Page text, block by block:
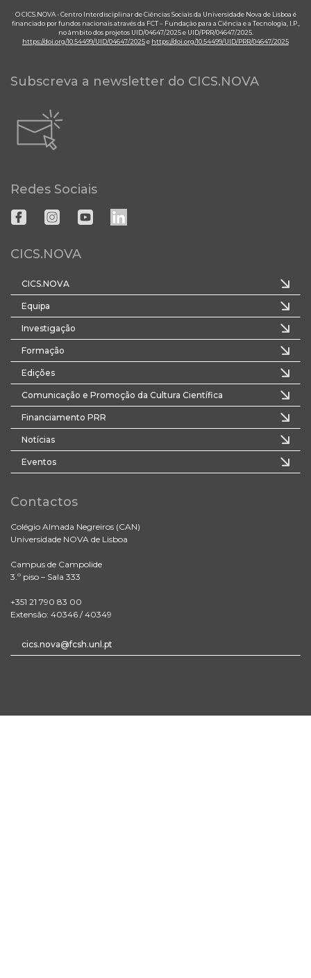
O CICS.NOVA - Centro Interdisciplinar de Ciências Sociais da Universidade Nova de Lisboa é
financiado por fundos nacionais através da FCT – Fundação para a Ciência e a Tecnologia, I.P.,
no âmbito dos projetos UID/04647/2025 e UID/PRR/04647/2025.
https://doi.org/10.54499/UID/04647/2025e https://doi.org/10.54499/UID/PRR/04647/2025
Subscreva a newsletter do CICS.NOVA
Redes Sociais
CICS.NOVA
CICS.NOVA
Equipa
Investigação
Formação
Edições
Comunicação e Promoção da Cultura Científica
Financiamento PRR
Notícias
Eventos
Contactos
Colégio Almada Negreiros (CAN)
Universidade NOVA de Lisboa
Campus de Campolide
3.º piso – Sala 333
+351 21 790 83 00
Extensão: 40346 / 40349
cics.nova@fcsh.unl.pt